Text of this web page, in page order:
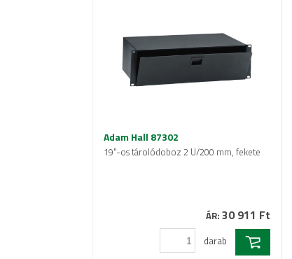
Adam Hall 87302
19"-os tárolódoboz 2 U/200 mm, fekete
ÁR: 30 911 Ft
darab